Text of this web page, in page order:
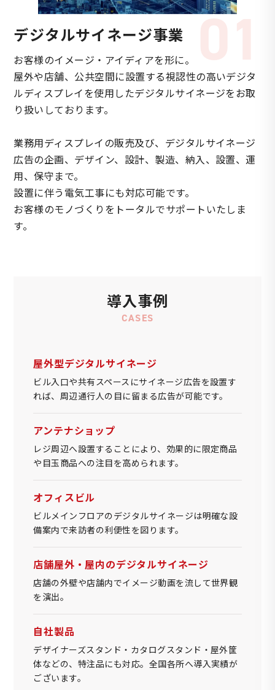
デジタルサイネージ事業 01
お客様のイメージ・アイディアを形に。
屋外や店舗、公共空間に設置する視認性の高いデジタ
ルディスプレイを使用したデジタルサイネージをお取
り扱いしております。
業務用ディスプレイの販売及び、デジタルサイネージ
広告の企画、デザイン、設計、製造、納入、設置、運
用、保守まで。
設置に伴う電気工事にも対応可能です。
お客様のモノづくりをトータルでサポートいたしま
す。
導入事例
CASES
屋外型デジタルサイネージ
ビル入口や共有スペースにサイネージ広告を設置す
れば、周辺通行人の目に留まる広告が可能です。
アンテナショップ
レジ周辺へ設置することにより、効果的に限定商品
や目玉商品への注目を高められます。
オフィスビル
ビルメインフロアのデジタルサイネージは明確な設
備案内で来訪者の利便性を図ります。
店舗屋外・屋内のデジタルサイネージ
店舗の外壁や店舗内でイメージ動画を流して世界観
を演出。
自社製品
デザイナーズスタンド・カタログスタンド・屋外筐
体などの、特注品にも対応。全国各所へ導入実績が
ございます。